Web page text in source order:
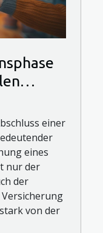
einer
einer
eines
nur der
der
von der